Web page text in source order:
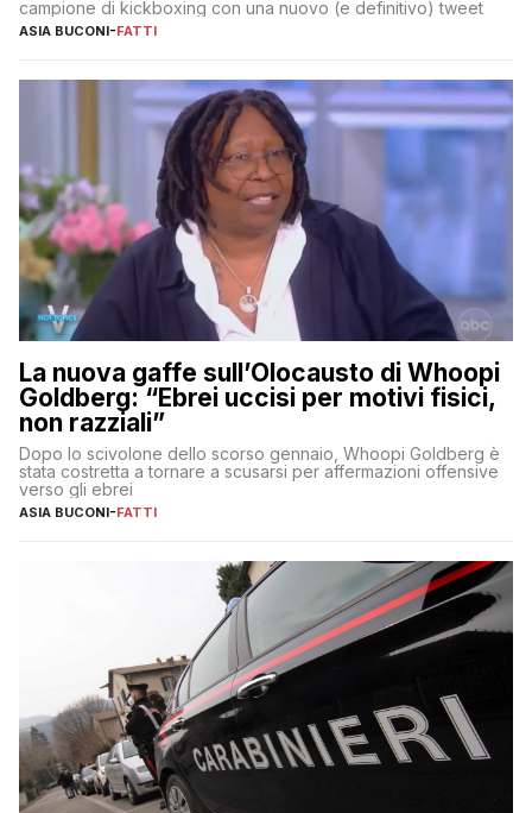
campione di kickboxing con una nuovo (e definitivo) tweet
ASIA BUCONI-FATTI
La nuova gaffe sull’Olocausto di Whoopi
Goldberg: “Ebrei uccisi per motivi fisici,
non razziali”
Dopo lo scivolone dello scorso gennaio, Whoopi Goldberg è
stata costretta a tornare a scusarsi per affermazioni offensive
verso gli ebrei
ASIA BUCONI-FATTI